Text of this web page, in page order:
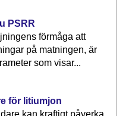
PSRR
förmåga att
på matningen, är
som visar...
för litiumjon
kan kraftigt påverka